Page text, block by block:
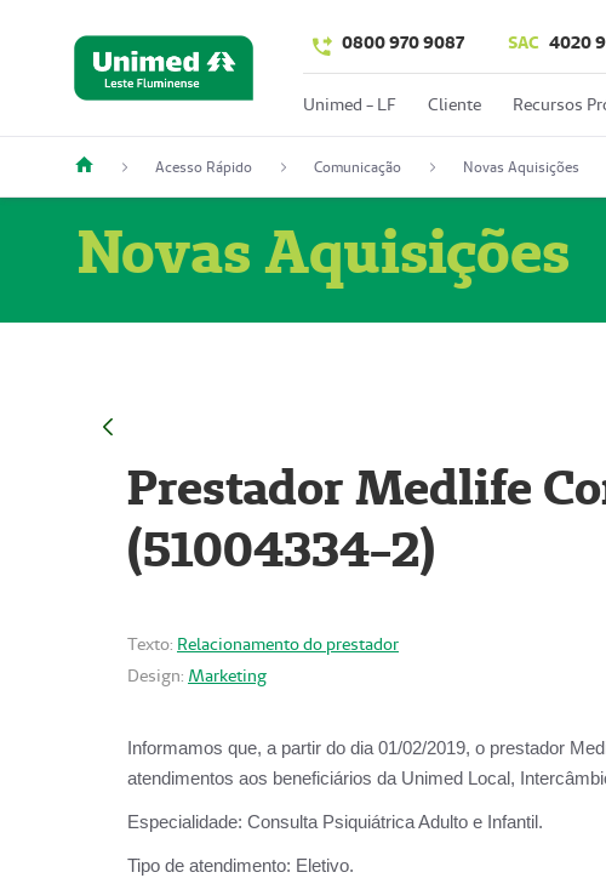
0800 970 9087 SAC 4020
Unimed - LF Cliente Recursos
Acesso Rápido Comunicação Novas Aquisições
Novas Aquisições
Prestador Medlife
(51004334-2)
Texto: Relacionamento do prestador
Design: Marketing
Informamos que, a partir do dia 01/02/2019, o prestador
atendimentos aos beneficiários da Unimed Local,
Especialidade: Consulta Psiquiátrica Adulto e Infantil.
Tipo de atendimento: Eletivo.